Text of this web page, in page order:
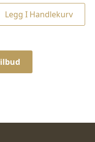
12.100,00.
9.990,00.
Legg I Handlekurv